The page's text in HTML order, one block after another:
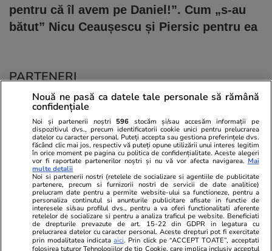
pentru că îl avem pe Daniel!”. Cum „s-au
bătut” Nicu Ceaușescu și Piersic pentru ea
PARTENERI
Viva.ro
Unica.ro
Nouă ne pasă ca datele tale personale să rămână
confidențiale
Noi și partenerii noștri 596 stocăm și/sau accesăm informații pe
dispozitivul dvs., precum identificatorii cookie unici pentru prelucrarea
datelor cu caracter personal. Puteți accepta sau gestiona preferințele dvs.
făcând clic mai jos, respectiv vă puteți opune utilizării unui interes legitim
în orice moment pe pagina cu politica de confidențialitate. Aceste alegeri
vor fi raportate partenerilor noștri și nu vă vor afecta navigarea. Mai
multe detalii
Noi si partenerii nostri (retelele de socializare si agentiile de publicitate
partenere, precum si furnizorii nostri de servicii de date analitice)
prelucram date pentru a permite website-ului sa functioneze, pentru a
personaliza continutul si anunturile publicitare afisate in functie de
interesele si/sau profilul dvs., pentru a va oferi functionalitati aferente
retelelor de socializare si pentru a analiza traficul pe website. Beneficiati
de drepturile prevazute de art. 15-22 din GDPR in legatura cu
prelucrarea datelor cu caracter personal. Aceste drepturi pot fi exercitate
prin modalitatea indicataaici. Prin click pe “ACCEPT TOATE”, acceptati
folosirea tuturor Tehnologiilor de tip Cookie, care implica inclusiv acceptul